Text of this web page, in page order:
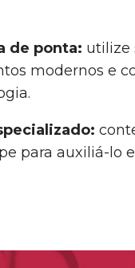
de ponta: utilize
modernos e
para auxiliá-lo